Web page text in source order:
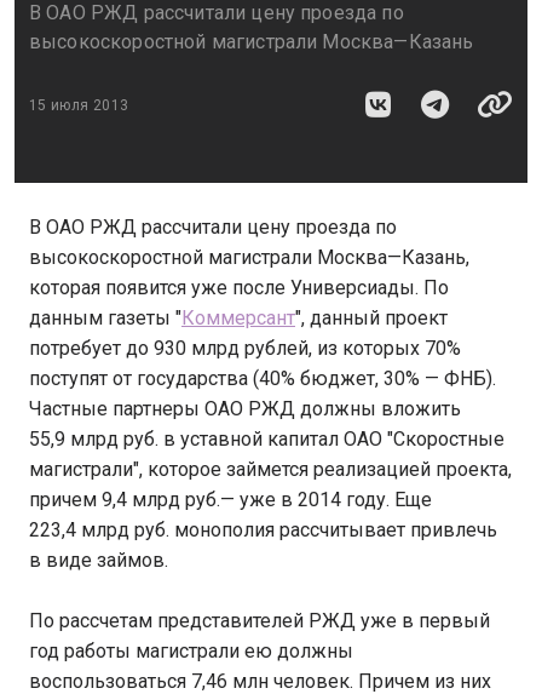
В ОАО РЖД рассчитали цену проезда по
высокоскоростной магистрали Москва—Казань
15 июля 2013
В ОАО РЖД рассчитали цену проезда по
высокоскоростной магистрали Москва—Казань,
которая появится уже после Универсиады. По
данным газеты "Коммерсант", данный проект
потребует до 930 млрд рублей, из которых 70%
поступят от государства (40% бюджет, 30% — ФНБ).
Частные партнеры ОАО РЖД должны вложить
55,9 млрд руб. в уставной капитал ОАО "Скоростные
магистрали", которое займется реализацией проекта,
причем 9,4 млрд руб.— уже в 2014 году. Еще
223,4 млрд руб. монополия рассчитывает привлечь
в виде займов.
По рассчетам представителей РЖД уже в первый
год работы магистрали ею должны
воспользоваться 7,46 млн человек. Причем из них